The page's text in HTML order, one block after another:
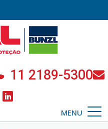
11 2189-5300
MENU